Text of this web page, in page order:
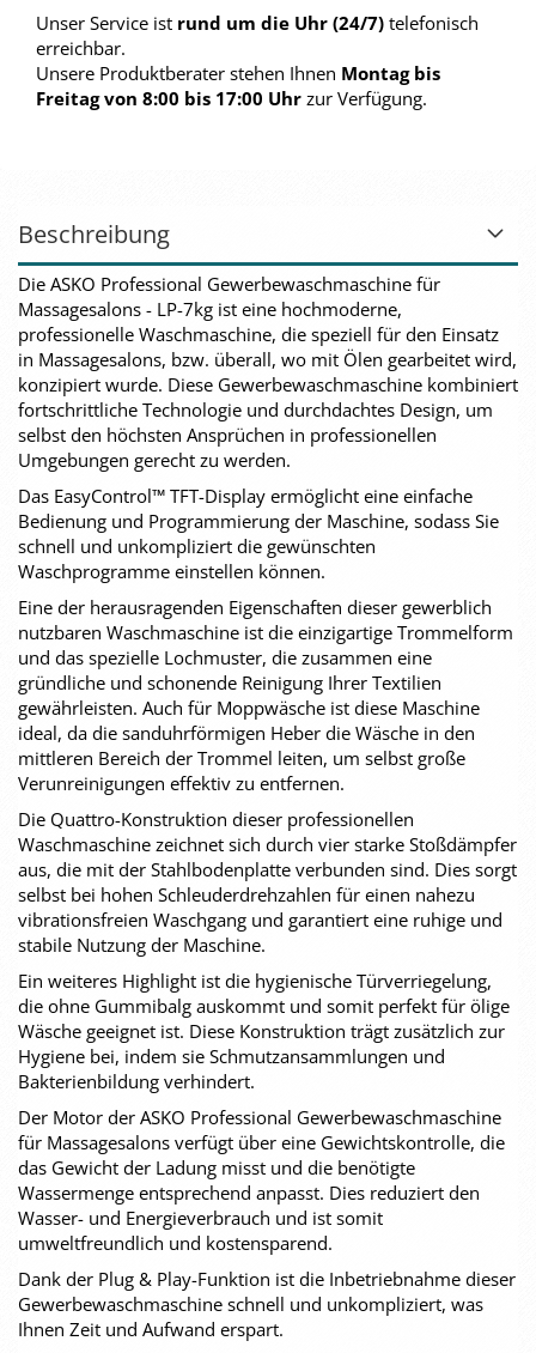
Unser Service ist rund um die Uhr (24/7) telefonisch
erreichbar.
Unsere Produktberater stehen Ihnen Montag bis
Freitag von 8:00 bis 17:00 Uhr zur Verfügung.
Beschreibung
Die ASKO Professional Gewerbewaschmaschine für
Massagesalons - LP-7kg ist eine hochmoderne,
professionelle Waschmaschine, die speziell für den Einsatz
in Massagesalons, bzw. überall, wo mit Ölen gearbeitet wird,
konzipiert wurde. Diese Gewerbewaschmaschine kombiniert
fortschrittliche Technologie und durchdachtes Design, um
selbst den höchsten Ansprüchen in professionellen
Umgebungen gerecht zu werden.
Das EasyControl™ TFT-Display ermöglicht eine einfache
Bedienung und Programmierung der Maschine, sodass Sie
schnell und unkompliziert die gewünschten
Waschprogramme einstellen können.
Eine der herausragenden Eigenschaften dieser gewerblich
nutzbaren Waschmaschine ist die einzigartige Trommelform
und das spezielle Lochmuster, die zusammen eine
gründliche und schonende Reinigung Ihrer Textilien
gewährleisten. Auch für Moppwäsche ist diese Maschine
ideal, da die sanduhrförmigen Heber die Wäsche in den
mittleren Bereich der Trommel leiten, um selbst große
Verunreinigungen effektiv zu entfernen.
Die Quattro-Konstruktion dieser professionellen
Waschmaschine zeichnet sich durch vier starke Stoßdämpfer
aus, die mit der Stahlbodenplatte verbunden sind. Dies sorgt
selbst bei hohen Schleuderdrehzahlen für einen nahezu
vibrationsfreien Waschgang und garantiert eine ruhige und
stabile Nutzung der Maschine.
Ein weiteres Highlight ist die hygienische Türverriegelung,
die ohne Gummibalg auskommt und somit perfekt für ölige
Wäsche geeignet ist. Diese Konstruktion trägt zusätzlich zur
Hygiene bei, indem sie Schmutzansammlungen und
Bakterienbildung verhindert.
Der Motor der ASKO Professional Gewerbewaschmaschine
für Massagesalons verfügt über eine Gewichtskontrolle, die
das Gewicht der Ladung misst und die benötigte
Wassermenge entsprechend anpasst. Dies reduziert den
Wasser- und Energieverbrauch und ist somit
umweltfreundlich und kostensparend.
Dank der Plug & Play-Funktion ist die Inbetriebnahme dieser
Gewerbewaschmaschine schnell und unkompliziert, was
Ihnen Zeit und Aufwand erspart.